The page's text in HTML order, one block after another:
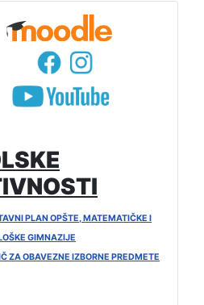
PLAN OPŠTE, MATEMATIČKE I
GIMNAZIJE
ZA OBAVEZNE IZBORNE PREDMETE